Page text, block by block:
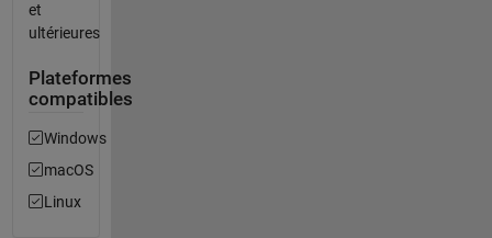
et
ultérieures
Plateformes
compatibles
Windows
macOS
Linux